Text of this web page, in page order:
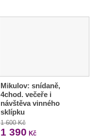
Mikulov: snídaně,
4chod. večeře i
návštěva vinného
sklípku
1 600 Kč
1 390 Kč